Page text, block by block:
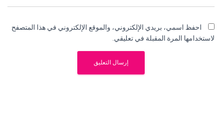
احفظ اسمي، بريدي الإلكتروني، والموقع الإلكتروني في هذا المتصفح
لاستخدامها المرة المقبلة في تعليقي.